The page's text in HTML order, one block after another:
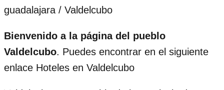
guadalajara / Valdelcubo
Bienvenido a la página del pueblo
Valdelcubo. Puedes encontrar en el siguiente
enlace Hoteles en Valdelcubo